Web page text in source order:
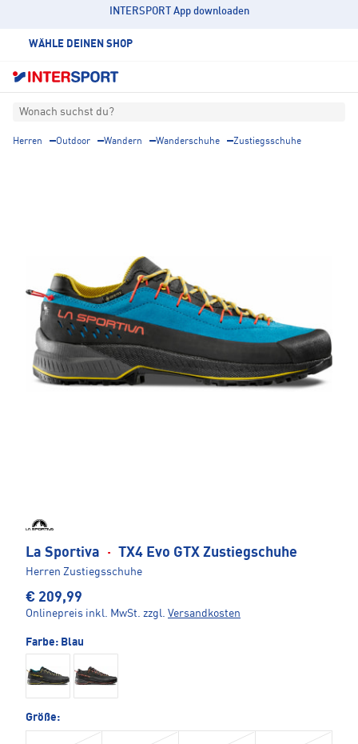
INTERSPORT App downloaden
WÄHLE DEINEN SHOP
Wonach suchst du?
Herren Outdoor Wandern Wanderschuhe Zustiegsschuhe
La Sportiva · TX4 Evo GTX Zustiegschuhe
Herren Zustiegsschuhe
€ 209,99
Onlinepreis inkl. MwSt. zzgl. Versandkosten
Farbe: Blau
Größe: